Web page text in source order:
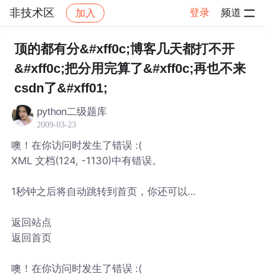
非技术区 加入 登录 频道
社区 非技术区 帖子详情
顶的都有分&#xff0c;博客几天都打不开
&#xff0c;把分用完算了&#xff0c;再也不来
csdn了&#xff01;
python二级题库
2009-03-23
噢！在你访问时发生了错误 :(
XML 文档(124, -1130)中有错误。
1秒钟之后将自动跳转到首页，你还可以…
返回站点
返回首页
噢！在你访问时发生了错误 :(